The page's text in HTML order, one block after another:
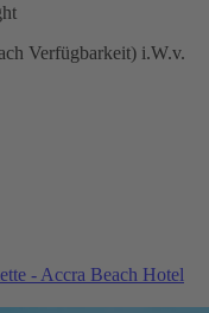
Verfügbarkeit) i.W.v.
- Accra Beach Hotel